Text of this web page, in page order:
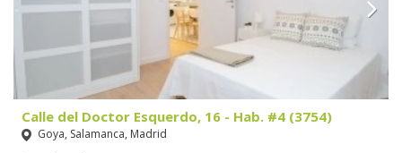
Calle del Doctor Esquerdo, 16 - Hab. #4 (3754)
Goya, Salamanca, Madrid